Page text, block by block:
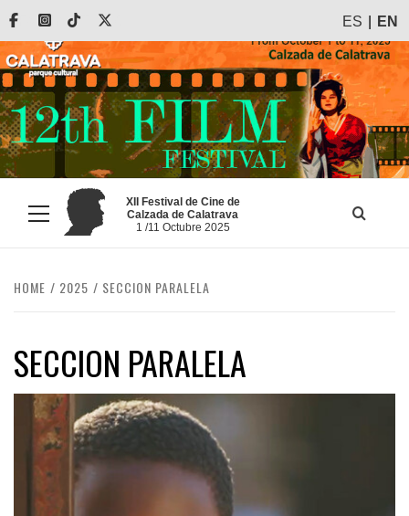
Skip
content
FacebookInstagram
Tiktok ES EN
Primary
Menu
XII Festival de Cine de
Calzada de Calatrava
1 /11 Octubre 2025
HOME 2025 SECCION PARALELA
SECCION PARALELA